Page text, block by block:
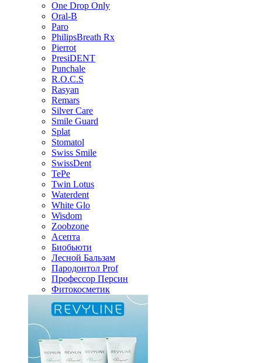
One Drop Only
Oral-B
Paro
PhilipsBreath Rx
Pierrot
PresiDENT
Punchale
R.O.C.S
Rasyan
Remars
Silver Care
Smile Guard
Splat
Stomatol
Swiss Smile
SwissDent
TePe
Twin Lotus
Waterdent
White Glo
Wisdom
Zoobzone
Асепта
Биобьюти
Лесной Бальзам
Пародонтол Prof
Профессор Персин
Фитокосметик